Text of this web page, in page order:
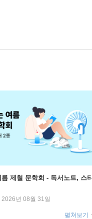
제철 문학회 - 독서노트, 스티
년 08월 31일
펼쳐보기